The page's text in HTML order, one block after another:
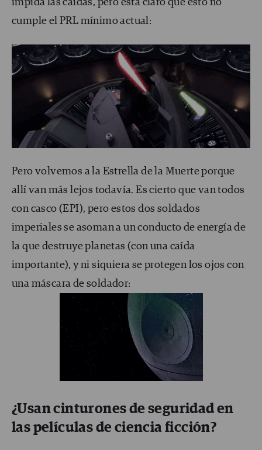
impida las caídas, pero está claro que esto no
cumple el PRL mínimo actual:
Pero volvemos a la Estrella de la Muerte porque
allí van más lejos todavía. Es cierto que van todos
con casco (EPI), pero estos dos soldados
imperiales se asoman a un conducto de energía de
la que destruye planetas (con una caída
importante), y ni siquiera se protegen los ojos con
una máscara de soldador:
¿Usan cinturones de seguridad en
las películas de ciencia ficción?